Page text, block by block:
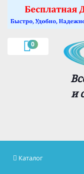
0
и
Каталог